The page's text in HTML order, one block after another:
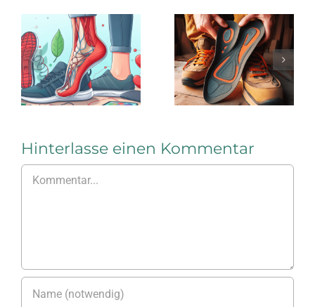
Die
Vorzüge
einer
sensomotorischen
Einlage
des Fuß-
durch
Einlagen
Hinterlasse einen Kommentar
Kommentar